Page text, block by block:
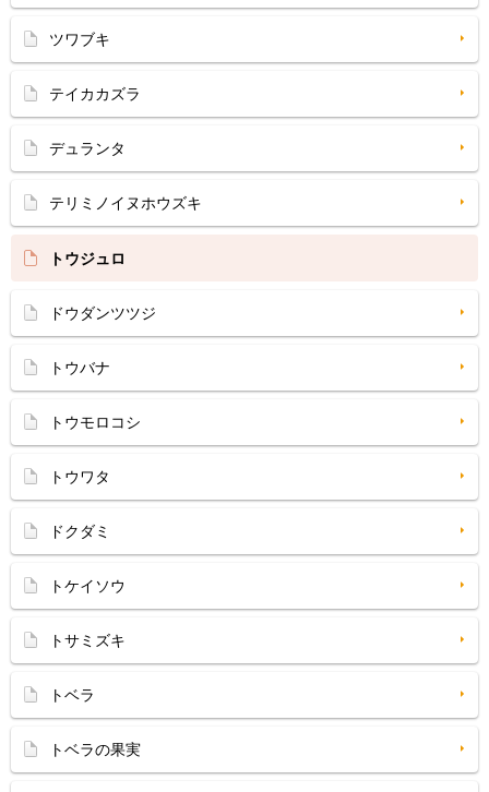
ツワブキ
テイカカズラ
デュランタ
テリミノイヌホウズキ
トウジュロ
ドウダンツツジ
トウバナ
トウモロコシ
トウワタ
ドクダミ
トケイソウ
トサミズキ
トベラ
トベラの果実